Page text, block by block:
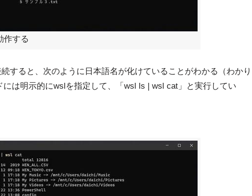
作する
すると、次のように日本語名が化けていることがわかる（わかり
には明示的にwslを指定して、「wsl ls | wsl cat」と実行してい